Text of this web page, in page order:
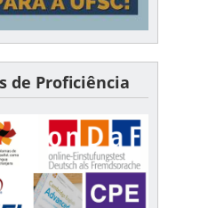
de Proficiência